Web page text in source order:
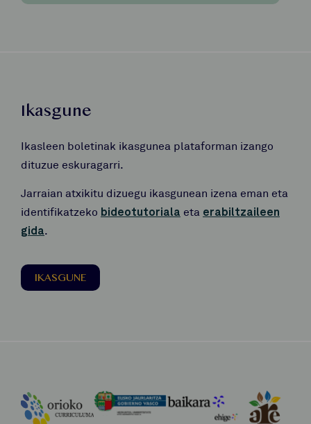
Ikasgune
Ikasleen boletinak ikasgunea plataforman izango
dituzue eskuragarri.
Jarraian atxikitu dizuegu ikasgunean izena eman eta
identifikatzeko bideotutoriala eta erabiltzaileen
gida.
IKASGUNE